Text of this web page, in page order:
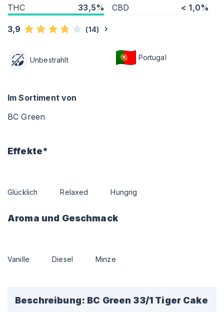
THC 33,5% CBD < 1,0%
3,9 (14)
Unbestrahlt Portugal
Im Sortiment von
BC Green
Effekte*
Glücklich Relaxed Hungrig
Aroma und Geschmack
Vanille Diesel Minze
Beschreibung: BC Green 33/1 Tiger Cake